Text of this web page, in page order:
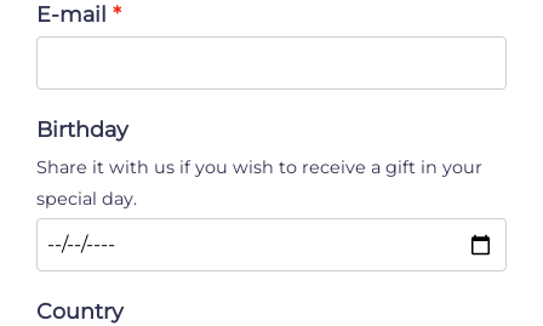
E-mail
Birthday
Share it with us if you wish to receive a gift in your
special day.
Country